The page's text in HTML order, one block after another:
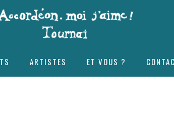
ARTISTES ET VOUS ?